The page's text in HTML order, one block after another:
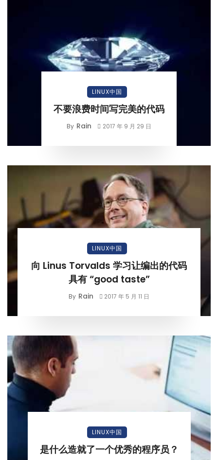
LINUX中国
不要浪费时间写完美的代码
By Rain 2017 年 9 月 29 日
LINUX中国
向 Linus Torvalds 学习让编出的代码
具有 “good taste”
By Rain 2017 年 5 月 11 日
LINUX中国
是什么造就了一个优秀的程序员？